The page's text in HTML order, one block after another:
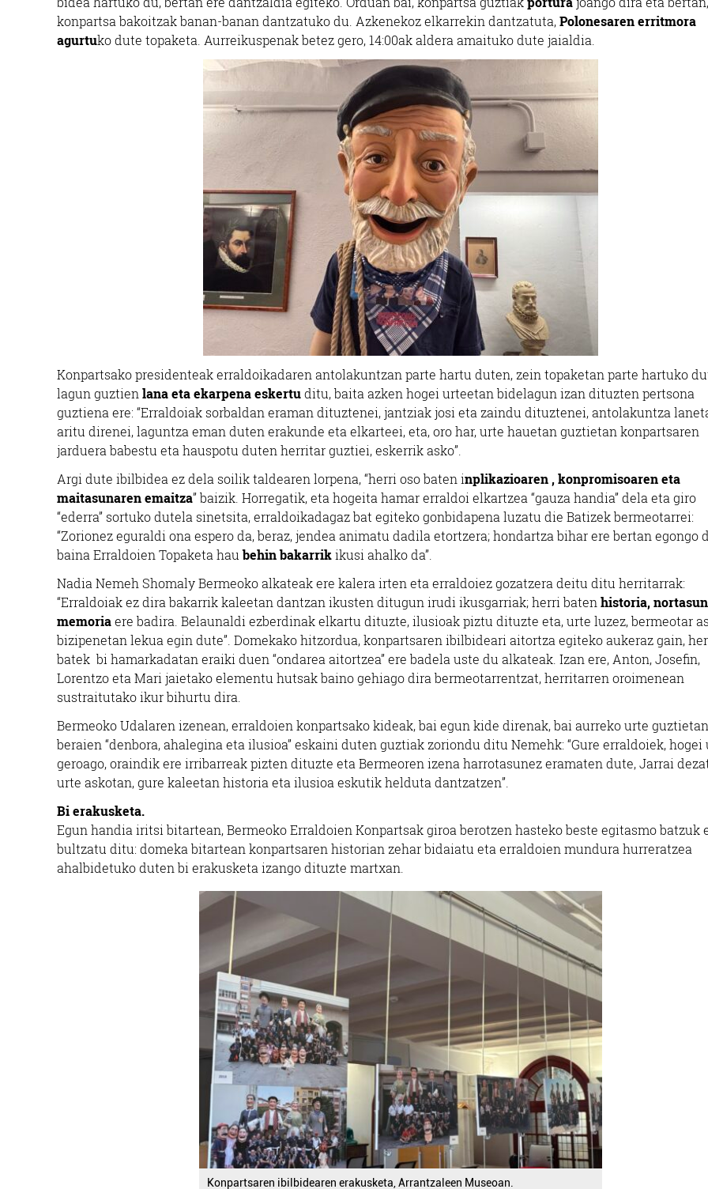
konpartsa bakoitzak banan-banan dantzatuko du. Azkenekoz elkarrekin dantzatuta,Polonesaren erritmora
agurtuko dute topaketa. Aurreikuspenak betez gero, 14:00ak aldera amaituko dute jaialdia.
Konpartsako presidenteak erraldoikadaren antolakuntzan parte hartu duten, zein topaketan parte hartuko
lagun guztien lana eta ekarpena eskertuditu, baita azken hogei urteetan bidelagun izan dituzten pertsona
guztiena ere: “Erraldoiak sorbaldan eraman dituztenei, jantziak josi eta zaindu dituztenei, antolakuntza
aritu direnei, laguntza eman duten erakunde eta elkarteei, eta, oro har, urte hauetan guztietan konpartsaren
jarduera babestu eta hauspotu duten herritar guztiei, eskerrik asko”.
Argi dute ibilbidea ez dela soilik taldearen lorpena, “herri oso baten inplikazioaren , konpromisoaren eta
maitasunaren emaitza” baizik. Horregatik, eta hogeita hamar erraldoi elkartzea “gauza handia” dela eta giro
“ederra” sortuko dutela sinetsita, erraldoikadagaz bat egiteko gonbidapena luzatu die Batizek bermeotarrei:
“Zorionez eguraldi ona espero da, beraz, jendea animatu dadila etortzera; hondartza bihar ere bertan egongo
baina Erraldoien Topaketa haubehin bakarrikikusi ahalko da”.
Nadia Nemeh Shomaly Bermeoko alkateak ere kalera irten eta erraldoiez gozatzera deitu ditu herritarrak:
“Erraldoiak ez dira bakarrik kaleetan dantzan ikusten ditugun irudi ikusgarriak; herri baten historia,
memoriaere badira. Belaunaldi ezberdinak elkartu dituzte, ilusioak piztu dituzte eta, urte luzez, bermeotar
bizipenetan lekua egin dute”. Domekako hitzordua, konpartsaren ibilbideari aitortza egiteko aukeraz gain,
batek bi hamarkadatan eraiki duen “ondarea aitortzea” ere badela uste du alkateak. Izan ere, Anton, Josefin,
Lorentzo eta Mari jaietako elementu hutsak baino gehiago dira bermeotarrentzat, herritarren oroimenean
sustraitutako ikur bihurtu dira.
Bermeoko Udalaren izenean, erraldoien konpartsako kideak, bai egun kide direnak, bai aurreko urte guztietan
beraien “denbora, ahalegina eta ilusioa” eskaini duten guztiak zoriondu ditu Nemehk: “Gure erraldoiek, hogei
geroago, oraindik ere irribarreak pizten dituzte eta Bermeoren izena harrotasunez eramaten dute, Jarrai
urte askotan, gure kaleetan historia eta ilusioa eskutik helduta dantzatzen”.
Bi erakusketa.
Egun handia iritsi bitartean, Bermeoko Erraldoien Konpartsak giroa berotzen hasteko beste egitasmo batzuk
bultzatu ditu: domeka bitartean konpartsaren historian zehar bidaiatu eta erraldoien mundura hurreratzea
ahalbidetuko duten bi erakusketa izango dituzte martxan.
Konpartsaren ibilbidearen erakusketa, Arrantzaleen Museoan.